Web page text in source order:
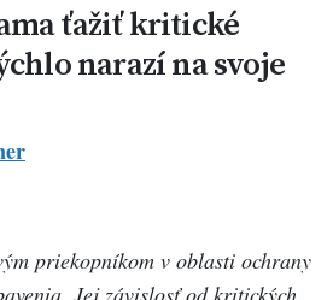
ťažiť kritické
narazí na svoje
priekopníkom v oblasti ochrany